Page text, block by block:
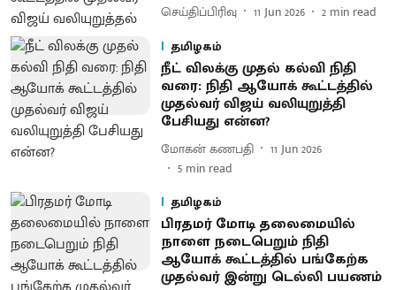
செய்திப்பிரிவு 11 Jun 2026 2 min read
தமிழகம்
நீட் விலக்கு முதல் கல்வி நிதி
வரை: நிதி ஆயோக் கூட்டத்தில்
முதல்வர் விஜய் வலியுறுத்தி
பேசியது என்ன?
மோகன் கணபதி
11 Jun 2026
5 min read
தமிழகம்
பிரதமர் மோடி தலைமையில்
நாளை நடைபெறும் நிதி
ஆயோக் கூட்டத்தில் பங்கேற்க
முதல்வர் இன்று டெல்லி பயணம்